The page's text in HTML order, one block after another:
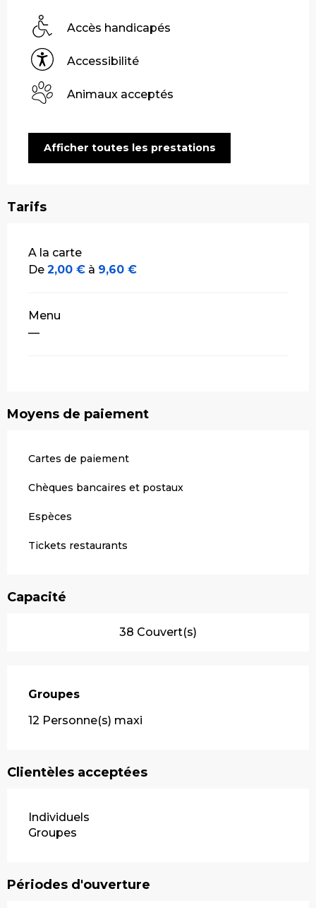
Accès handicapés
Accessibilité
Animaux acceptés
Afficher toutes les prestations
Tarifs
Tarifs 2026
A la carte
De 2,00 € à 9,60 €
Menu
—
Moyens de paiement
Cartes de paiement
Chèques bancaires et postaux
Espèces
Tickets restaurants
Capacité
38 Couvert(s)
Groupes
Groupes
12 Personne(s) maxi
Clientèles acceptées
Individuels
Groupes
Périodes d'ouverture